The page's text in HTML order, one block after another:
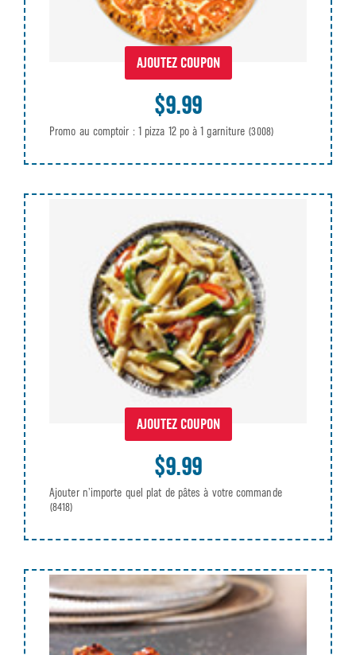
AJOUTEZ COUPON
$9.99
Promo au comptoir : 1 pizza 12 po à 1 garniture (3008)
AJOUTEZ COUPON
$9.99
Ajouter n’importe quel plat de pâtes à votre commande
(8418)